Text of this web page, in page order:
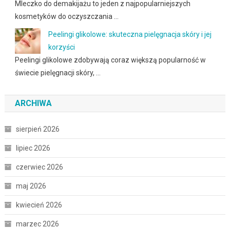
Mleczko do demakijażu to jeden z najpopularniejszych
kosmetyków do oczyszczania …
Peelingi glikolowe: skuteczna pielęgnacja skóry i jej
korzyści
Peelingi glikolowe zdobywają coraz większą popularność w
świecie pielęgnacji skóry, …
ARCHIWA
sierpień 2026
lipiec 2026
czerwiec 2026
maj 2026
kwiecień 2026
marzec 2026